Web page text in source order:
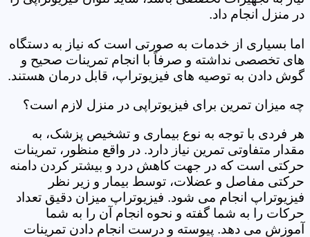
در منزل انجام داد.
اما بسیاری از خدمات به صورتی است که نیاز به دستگاه
های تخصصی نداشته و صرفاً با انجام تمرینات صحیح و
گوش دادن به توصیه های فیزیوتراپ، قابل درمان هستند.
چه میزان تمرین برای فیزیوتراپی در منزل لازم است؟
هر فردی با توجه به نوع بیماری و تشخیص پزشک، به
مقدار متفاوتی تمرین نیاز دارد. در واقع منظور، تمرینات
حرکتی است که در جهت کاهش درد و بیشتر کردن دامنه
حرکتی مفاصل و عضلات، توسط بیمار و زیر نظر
فیزیوتراپ انجام می شود. فیزیوتراپ میزان دقیق تعداد
حرکات را به شما گفته و نحوه انجام آن را به شما
آموزش می دهد. پیوسته و درست انجام دادن تمرینات